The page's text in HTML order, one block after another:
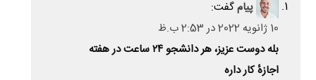
پیامگفت:
10 ژانویه 2022 در 2:53 ب.ظ
بله دوست عزیز، هر دانشجو ۲۴ ساعت در هفته
اجازهٔ کار داره